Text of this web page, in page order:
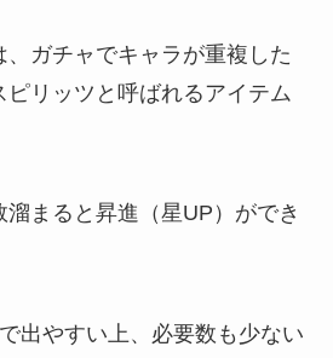
ガチャでキャラが重複した
リッツと呼ばれるアイテム
まると昇進（星UP）ができ
出やすい上、必要数も少ない